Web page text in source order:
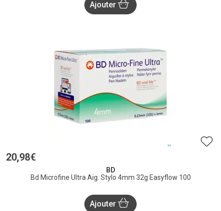
Ajouter
20,98€
BD
Bd Microfine Ultra Aig. Stylo 4mm 32g Easyflow 100
Ajouter